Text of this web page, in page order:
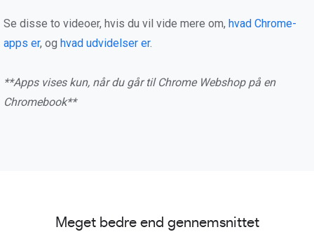
Se disse to videoer, hvis du vil vide mere om, hvad Chrome-
apps er, og hvad udvidelser er.
**Apps vises kun, når du går til Chrome Webshop på en
Chromebook**
Meget bedre end gennemsnittet